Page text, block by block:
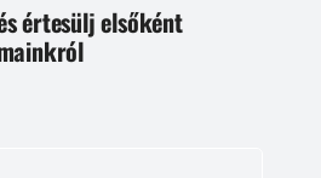
értesülj elsőként